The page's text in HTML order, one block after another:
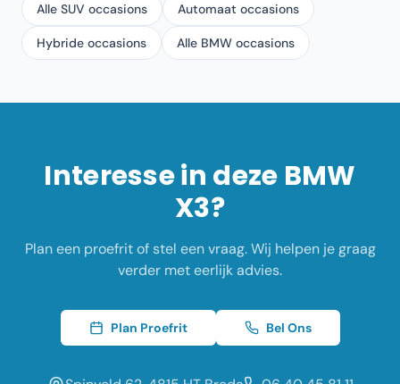
Alle SUV occasions Automaat occasions
Hybride occasions Alle BMW occasions
Interesse in deze BMW
X3?
Plan een proefrit of stel een vraag. Wij helpen je graag
verder met eerlijk advies.
Plan Proefrit Bel Ons